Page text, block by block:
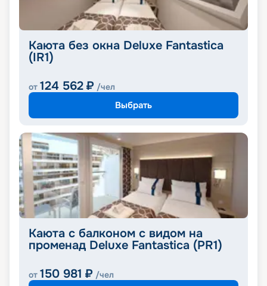
Каюта без окна Deluxe Fantastica
(IR1)
от 124 562 ₽ /чел
Выбрать
Каюта с балконом с видом на
променад Deluxe Fantastica (PR1)
от 150 981 ₽ /чел